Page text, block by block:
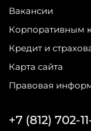
Вакансии
Корпоративным
Кредит и
Карта сайта
Правовая
+7 (812) 702-